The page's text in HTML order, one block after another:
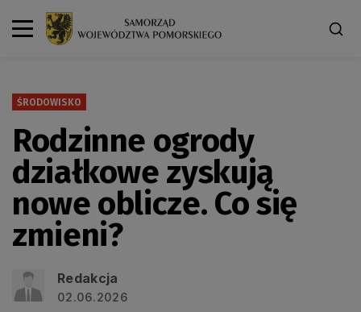
ŚRODOWISKO
Rodzinne ogrody
działkowe zyskują
nowe oblicze. Co się
zmieni?
Redakcja
02.06.2026